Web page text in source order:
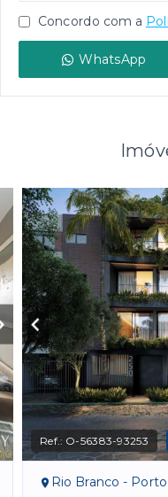
Concordo com a
WhatsApp
Ref.: O-56383-93253
Rio Branco -